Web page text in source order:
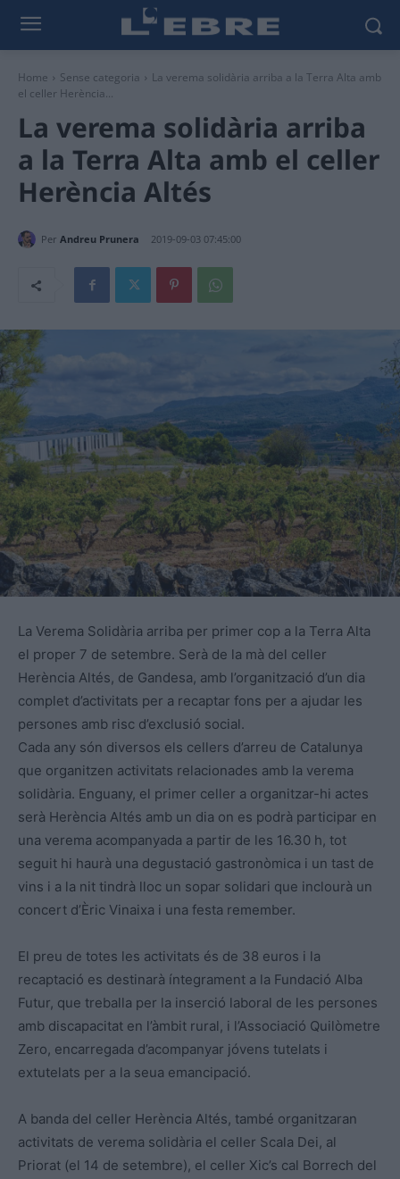
Home Sense categoria
La verema solidària arriba a la Terra Alta amb
el celler Herència...
La verema solidària arriba
a la Terra Alta amb el celler
Herència Altés
Per Andreu Prunera 2019-09-03 07:45:00
La Verema Solidària arriba per primer cop a la Terra Alta
el proper 7 de setembre. Serà de la mà del celler
Herència Altés, de Gandesa, amb l’organització d’un dia
complet d’activitats per a recaptar fons per a ajudar les
persones amb risc d’exclusió social.
Cada any són diversos els cellers d’arreu de Catalunya
que organitzen activitats relacionades amb la verema
solidària. Enguany, el primer celler a organitzar-hi actes
serà Herència Altés amb un dia on es podrà participar en
una verema acompanyada a partir de les 16.30 h, tot
seguit hi haurà una degustació gastronòmica i un tast de
vins i a la nit tindrà lloc un sopar solidari que inclourà un
concert d’Èric Vinaixa i una festa remember.
El preu de totes les activitats és de 38 euros i la
recaptació es destinarà íntegrament a la Fundació Alba
Futur, que treballa per la inserció laboral de les persones
amb discapacitat en l’àmbit rural, i l’Associació Quilòmetre
Zero, encarregada d’acompanyar jóvens tutelats i
extutelats per a la seua emancipació.
A banda del celler Herència Altés, també organitzaran
activitats de verema solidària el celler Scala Dei, al
Priorat (el 14 de setembre), el celler Xic’s cal Borrech del